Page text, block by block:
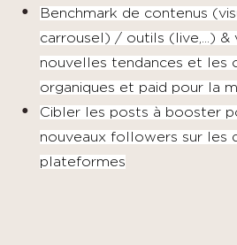
Benchmark de contenus
carrousel) / outils (live,...) &
nouvelles tendances et les
organiques et paid pour la
Cibler les posts à booster
nouveaux followers sur les
plateformes